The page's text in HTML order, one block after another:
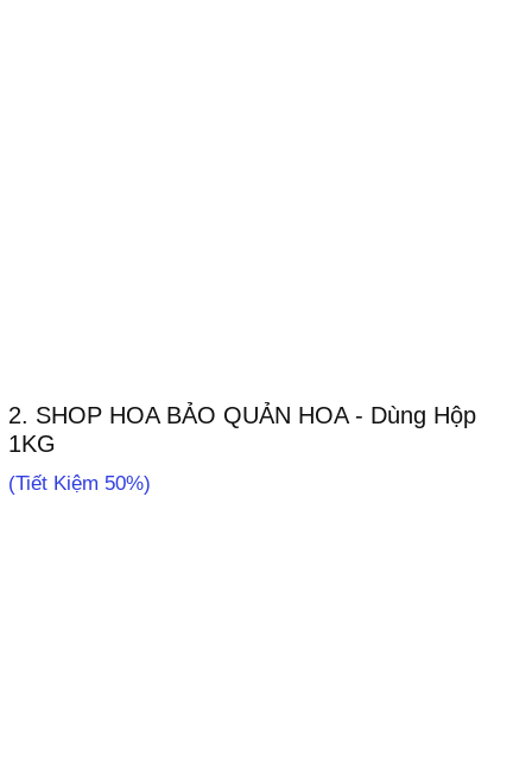
2. SHOP HOA BẢO QUẢN HOA - Dùng Hộp
1KG
(Tiết Kiệm 50%)